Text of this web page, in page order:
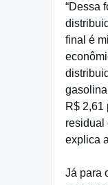
“Dessa
final é
R$ 2,61
residual
explica
Já para